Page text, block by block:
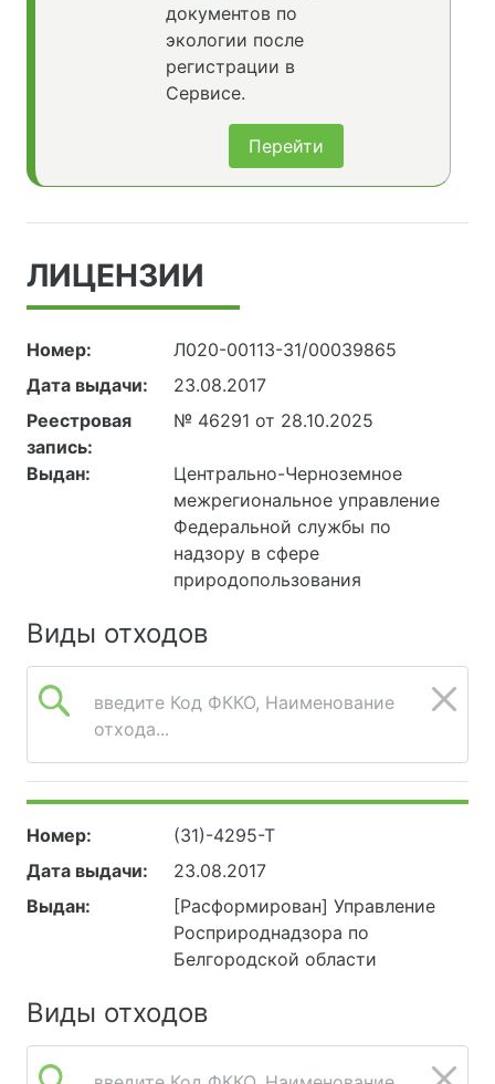
документов по
экологии после
регистрации в
Сервисе.
Перейти
ЛИЦЕНЗИИ
Номер:
Л020-00113-31/00039865
Дата выдачи:
23.08.2017
Реестровая
запись:
№ 46291 от 28.10.2025
Выдан:
Центрально-Черноземное
межрегиональное управление
Федеральной службы по
надзору в сфере
природопользования
Виды отходов
введите Код ФККО, Наименование
отхода...
Номер:
(31)-4295-Т
Дата выдачи:
23.08.2017
Выдан:
[Расформирован] Управление
Росприроднадзора по
Белгородской области
Виды отходов